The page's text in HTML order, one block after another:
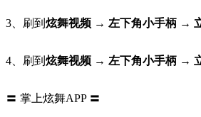
3、刷到 炫舞视频 → 左下角小手柄 →
4、刷到 炫舞视频 → 左下角小手柄 →
〓 掌上炫舞APP 〓